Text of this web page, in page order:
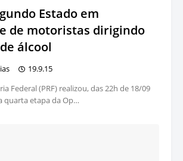
Estado em
de motoristas dirigindo
álcool
19.9.15
Federal (PRF) realizou, das 22h de 18/09
quarta etapa da Op…